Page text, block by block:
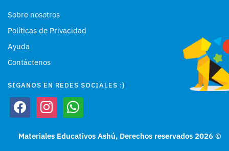
Sobre nosotros
Políticas de Privacidad
Ayuda
Contáctenos
SIGANOS EN REDES SOCIALES :)
facebookinstagramwhatsapp
Materiales Educativos Ashú, Derechos reservados 2026 ©